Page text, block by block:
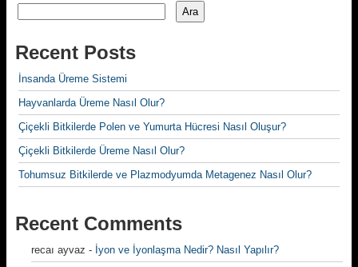
Ara
Recent Posts
İnsanda Üreme Sistemi
Hayvanlarda Üreme Nasıl Olur?
Çiçekli Bitkilerde Polen ve Yumurta Hücresi Nasıl Oluşur?
Çiçekli Bitkilerde Üreme Nasıl Olur?
Tohumsuz Bitkilerde ve Plazmodyumda Metagenez Nasıl Olur?
Recent Comments
recaı ayvaz - İyon ve İyonlaşma Nedir? Nasıl Yapılır?